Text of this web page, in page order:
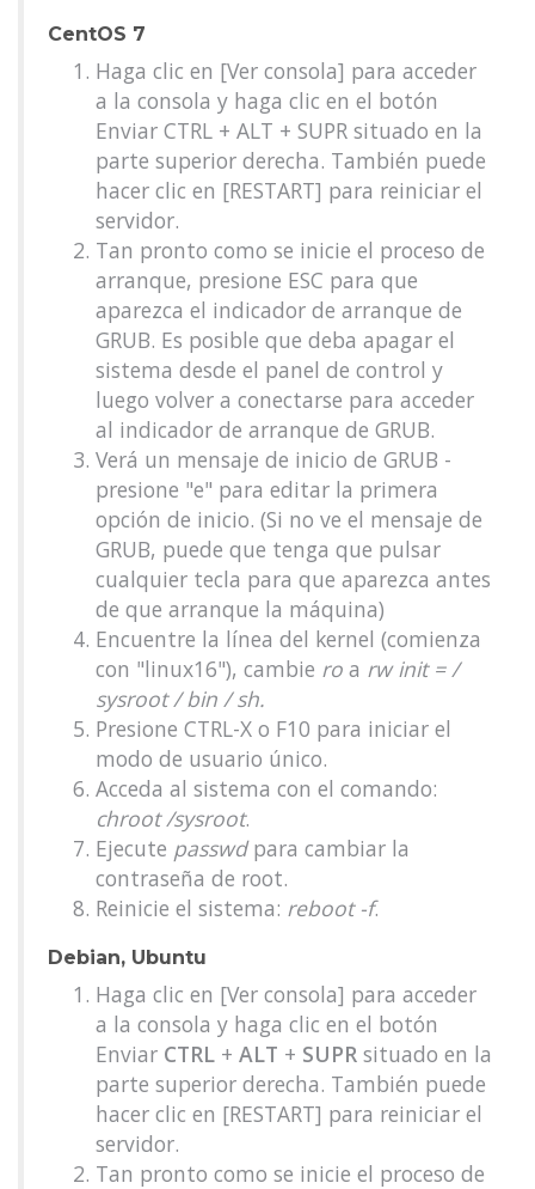
CentOS 7
Haga clic en [Ver consola] para acceder
a la consola y haga clic en el botón
Enviar CTRL + ALT + SUPR situado en la
parte superior derecha. También puede
hacer clic en [RESTART] para reiniciar el
servidor.
Tan pronto como se inicie el proceso de
arranque, presione ESC para que
aparezca el indicador de arranque de
GRUB. Es posible que deba apagar el
sistema desde el panel de control y
luego volver a conectarse para acceder
al indicador de arranque de GRUB.
Verá un mensaje de inicio de GRUB -
presione "e" para editar la primera
opción de inicio. (Si no ve el mensaje de
GRUB, puede que tenga que pulsar
cualquier tecla para que aparezca antes
de que arranque la máquina)
Encuentre la línea del kernel (comienza
con "linux16"), cambie ro a rw init = /
sysroot / bin / sh.
Presione CTRL-X o F10 para iniciar el
modo de usuario único.
Acceda al sistema con el comando:
chroot /sysroot.
Ejecute passwdpara cambiar la
contraseña de root.
Reinicie el sistema: reboot -f.
Debian, Ubuntu
Haga clic en [Ver consola] para acceder
a la consola y haga clic en el botón
Enviar CTRL + ALT + SUPR situado en la
parte superior derecha. También puede
hacer clic en [RESTART] para reiniciar el
servidor.
Tan pronto como se inicie el proceso de